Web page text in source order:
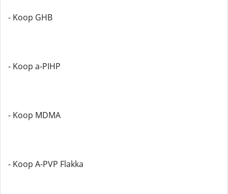
- Koop GHB
- Koop a-PIHP
- Koop MDMA
- Koop A-PVP Flakka